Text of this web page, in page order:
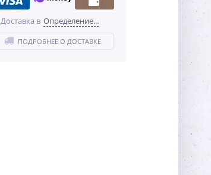
Доставка в Определение...
ПОДРОБНЕЕ О ДОСТАВКЕ